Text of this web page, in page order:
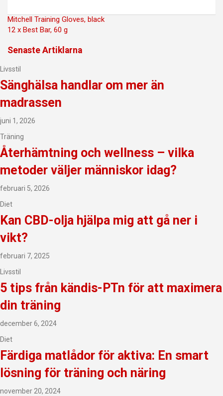
Inläggsnavigering
Mitchell Training Gloves, black
12 x Best Bar, 60 g
Senaste Artiklarna
Livsstil
Sänghälsa handlar om mer än
madrassen
juni 1, 2026
Träning
Återhämtning och wellness – vilka
metoder väljer människor idag?
februari 5, 2026
Diet
Kan CBD-olja hjälpa mig att gå ner i
vikt?
februari 7, 2025
Livsstil
5 tips från kändis-PTn för att maximera
din träning
december 6, 2024
Diet
Färdiga matlådor för aktiva: En smart
lösning för träning och näring
november 20, 2024